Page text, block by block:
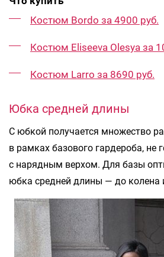
Костюм Bordo за 4900 руб.
Костюм Eliseeva Olesya за
Костюм Larro за 8690 руб.
Юбка средней длины
С юбкой получается множество
в рамках базового гардероба, не
с нарядным верхом. Для базы
юбка средней длины — до колена